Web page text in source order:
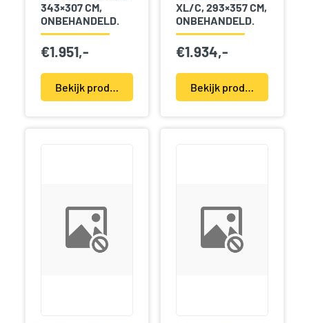
343×307 CM,
ONBEHANDELD.
€1.951,-
XL/C, 293×357 CM,
ONBEHANDELD.
€1.934,-